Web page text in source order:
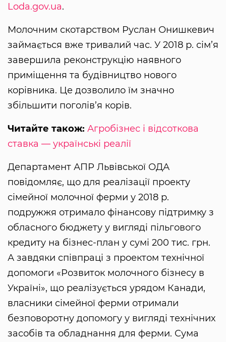
Loda.gov.ua.
Молочним скотарством Руслан Онишкевич
займається вже тривалий час. У 2018 р. сім’я
завершила реконструкцію наявного
приміщення та будівництво нового
корівника. Це дозволило їм значно
збільшити поголів’я корів.
Читайте також: Агробізнес і відсоткова
ставка — українські реалії
Департамент АПР Львівської ОДА
повідомляє, що для реалізації проекту
сімейної молочної ферми у 2018 р.
подружжя отримало фінансову підтримку з
обласного бюджету у вигляді пільгового
кредиту на бізнес-план у сумі 200 тис. грн.
А завдяки співпраці з проектом технічної
допомоги «Розвиток молочного бізнесу в
Україні», що реалізується урядом Канади,
власники сімейної ферми отримали
безповоротну допомогу у вигляді технічних
засобів та обладнання для ферми. Сума